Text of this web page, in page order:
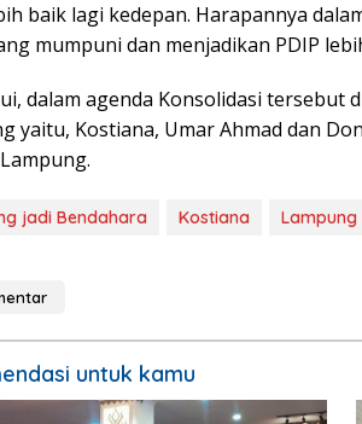
baik lagi kedepan. Harapannya
mumpuni dan menjadikan PDIP
dalam agenda Konsolidasi tersebut
yaitu, Kostiana, Umar Ahmad dan
jadi Bendahara Kostiana Lampung
untuk kamu